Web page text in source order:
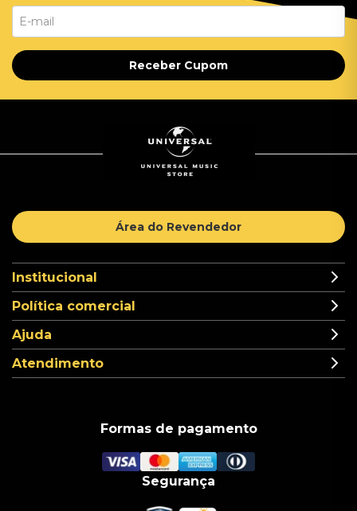
Receber Cupom
Área do Revendedor
Institucional
Política comercial
Ajuda
Atendimento
Formas de pagamento
Segurança